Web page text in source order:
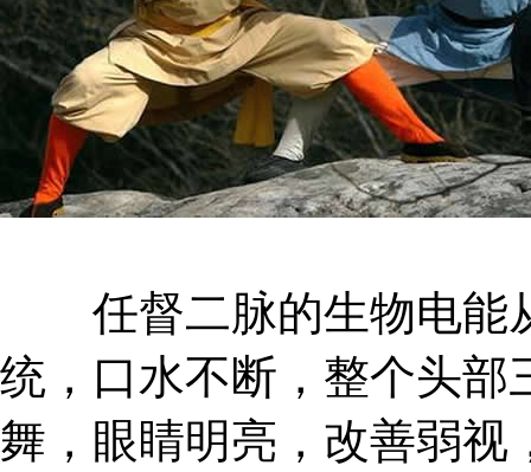
任督二脉的生物电能
统，口水不断，整个头部
舞，眼睛明亮，改善弱视